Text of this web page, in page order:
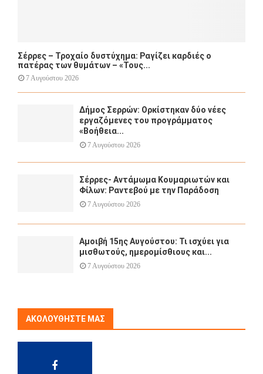
Σέρρες – Τροχαίο δυστύχημα: Ραγίζει καρδιές ο
πατέρας των θυμάτων – «Τους...
7 Αυγούστου 2026
Δήμος Σερρών: Ορκίστηκαν δύο νέες
εργαζόμενες του προγράμματος
«Βοήθεια...
7 Αυγούστου 2026
Σέρρες- Αντάμωμα Κουμαριωτών και
Φίλων: Ραντεβού με την Παράδοση
7 Αυγούστου 2026
Αμοιβή 15ης Αυγούστου: Τι ισχύει για
μισθωτούς, ημερομίσθιους και...
7 Αυγούστου 2026
ΑΚΟΛΟΥΘΉΣΤΕ ΜΑΣ